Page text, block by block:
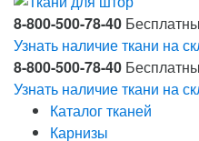
8-800-500-78-40
Узнать наличие ткани на
8-800-500-78-40
Узнать наличие ткани на
Каталог тканей
Карнизы